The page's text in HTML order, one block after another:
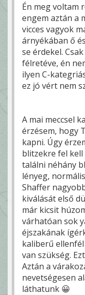
Én meg voltam
engem aztán a
vicces vagyok
árnyékában ő
se érdekel.
félretéve, én
ilyen C-
ez jó vért nem
A mai meccsel
érzésem, hogy
kapni. Úgy
blitzekre fel
találni néhány
lényeg,
Shaffer
kiválását első
már kicsit
várhatóan sok
éjszakának
kaliberű
van szükség.
Aztán a
nevetségesen
láthatunk 😀